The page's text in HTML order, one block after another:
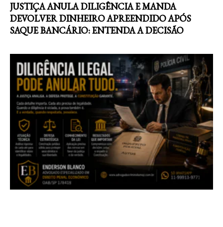
JUSTIÇA ANULA DILIGÊNCIA E MANDA
DEVOLVER DINHEIRO APREENDIDO APÓS
SAQUE BANCÁRIO: ENTENDA A DECISÃO